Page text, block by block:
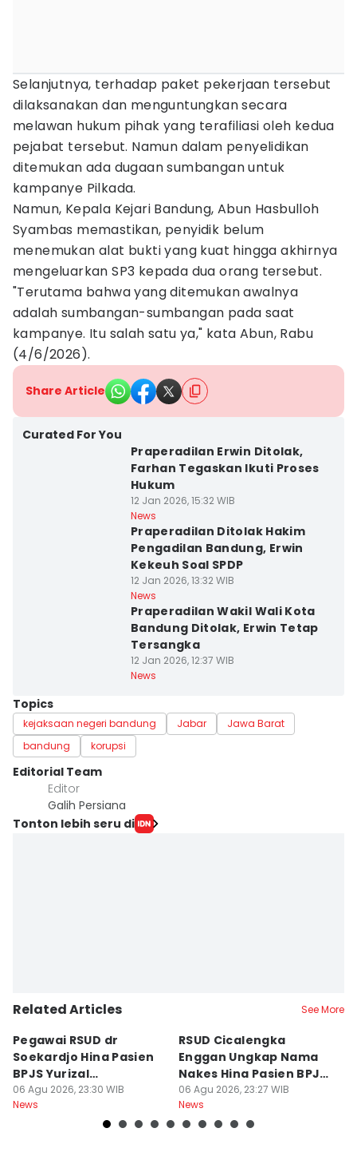
Selanjutnya, terhadap paket pekerjaan tersebut
dilaksanakan dan menguntungkan secara
melawan hukum pihak yang terafiliasi oleh kedua
pejabat tersebut. Namun dalam penyelidikan
ditemukan ada dugaan sumbangan untuk
kampanye Pilkada.
Namun, Kepala Kejari Bandung, Abun Hasbulloh
Syambas memastikan, penyidik belum
menemukan alat bukti yang kuat hingga akhirnya
mengeluarkan SP3 kepada dua orang tersebut.
"Terutama bahwa yang ditemukan awalnya
adalah sumbangan-sumbangan pada saat
kampanye. Itu salah satu ya," kata Abun, Rabu
(4/6/2026).
Share Article
Curated For You
Praperadilan Erwin Ditolak,
Farhan Tegaskan Ikuti Proses
Hukum
12 Jan 2026, 15:32 WIB
News
Praperadilan Ditolak Hakim
Pengadilan Bandung, Erwin
Kekeuh Soal SPDP
12 Jan 2026, 13:32 WIB
News
Praperadilan Wakil Wali Kota
Bandung Ditolak, Erwin Tetap
Tersangka
12 Jan 2026, 12:37 WIB
News
Topics
kejaksaan negeri bandung Jabar
Jawa Barat
bandung
korupsi
Editorial Team
Editor
Galih Persiana
Tonton lebih seru di
Related Articles See More
Pegawai RSUD dr
Soekardjo Hina Pasien
BPJS Yurizal
Mengundurkan Diri
06 Agu 2026, 23:30 WIB
News
RSUD Cicalengka
Enggan Ungkap Nama
Nakes Hina Pasien BPJS
Yurizal
06 Agu 2026, 23:27 WIB
News